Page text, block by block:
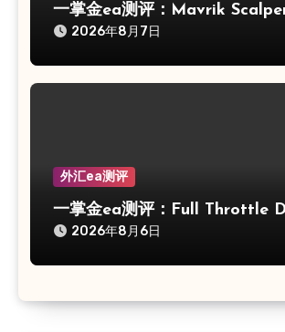
一掌金ea测评：Mavrik
2026年8月7日
外汇ea测评
一掌金ea测评：Full Throttle
2026年8月6日